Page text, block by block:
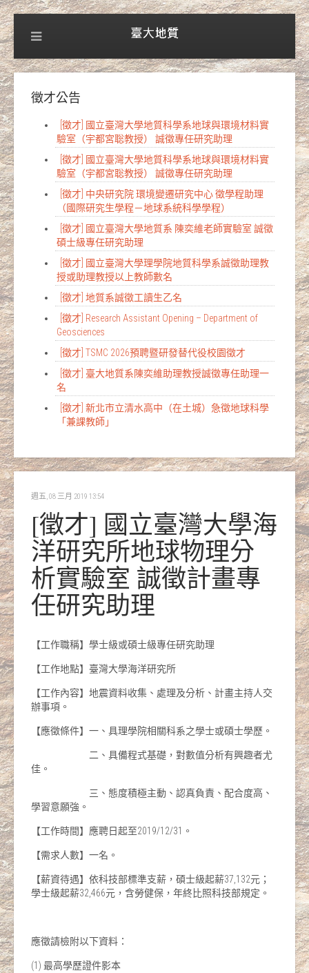
徵才公告
[徵才] 國立臺灣大學地質科學系地球與環境材料實
驗室（宇都宮聡教授） 誠徵專任研究助理
[徵才] 國立臺灣大學地質科學系地球與環境材料實
驗室（宇都宮聡教授） 誠徵專任研究助理
[徵才] 中央研究院 環境變遷研究中心 徵學程助理
（國際研究生學程－地球系統科學學程）
[徵才] 國立臺灣大學地質系 陳奕維老師實驗室 誠徵
碩士級專任研究助理
[徵才] 國立臺灣大學理學院地質科學系誠徵助理教
授或助理教授以上教師數名
[徵才] 地質系誠徵工讀生乙名
[徵才] Research Assistant Opening – Department of
Geosciences
[徵才] TSMC 2026預聘暨研發替代役校園徵才
[徵才] 臺大地質系陳奕維助理教授誠徵專任助理一
名
[徵才] 新北市立清水高中（在土城）急徵地球科學
「兼課教師」
週五, 08 三月 2019 13:54
[徵才] 國立臺灣大學海
洋研究所地球物理分
析實驗室 誠徵計畫專
任研究助理
【工作職稱】學士級或碩士級專任研究助理
​​【工作地點】臺灣大學海洋研究所
【工作內容】地震資料收集、處理及分析、計畫主持人交
辦事項。
【應徵條件】一、具理學院相關科系之學士或碩士學歷。
二、具備程式基礎，對數值分析有興趣者尤
佳。
三、態度積極主動、認真負責、配合度高、
學習意願強。
【工作時間】應聘日起至2019/12/31。
【需求人數】一名。
【薪資待遇】依科技部標準支薪，碩士級起薪37,132元；
學士級起薪32,466元，含勞健保，年終比照科技部規定。
應徵請檢附以下資料：
(1) 最高學歷證件影本